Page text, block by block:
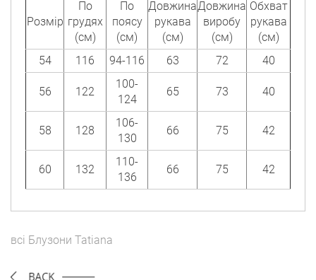
Розмір
По
грудях
(см)
По
поясу
(см)
Довжина
рукава
(см)
Довжина
виробу
(см)
Обхват
рукава
(см)
54
116 94-116 63 72 40
56 122
100-
124
65 73 40
58 128
106-
130
66 75 42
60 132
110-
136
66 75 42
всі Блузони Tatiana